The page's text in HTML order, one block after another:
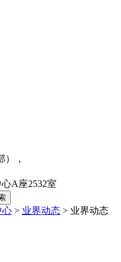
），
A座2532室
心 > 业界动态 > 业界动态